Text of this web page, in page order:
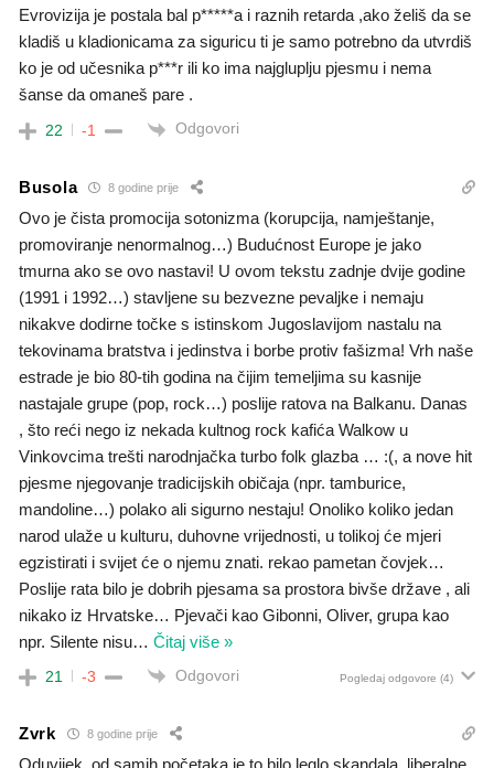
Evrovizija je postala bal p*****a i raznih retarda ,ako želiš da se
kladiš u kladionicama za siguricu ti je samo potrebno da utvrdiš
ko je od učesnika p***r ili ko ima najgluplju pjesmu i nema
šanse da omaneš pare .
22 -1 Odgovori
Busola 8 godine prije
Ovo je čista promocija sotonizma (korupcija, namještanje,
promoviranje nenormalnog…) Budućnost Europe je jako
tmurna ako se ovo nastavi! U ovom tekstu zadnje dvije godine
(1991 i 1992…) stavljene su bezvezne pevaljke i nemaju
nikakve dodirne točke s istinskom Jugoslavijom nastalu na
tekovinama bratstva i jedinstva i borbe protiv fašizma! Vrh naše
estrade je bio 80-tih godina na čijim temeljima su kasnije
nastajale grupe (pop, rock…) poslije ratova na Balkanu. Danas
, što reći nego iz nekada kultnog rock kafića Walkow u
Vinkovcima trešti narodnjačka turbo folk glazba … :(, a nove hit
pjesme njegovanje tradicijskih običaja (npr. tamburice,
mandoline…) polako ali sigurno nestaju! Onoliko koliko jedan
narod ulaže u kulturu, duhovne vrijednosti, u tolikoj će mjeri
egzistirati i svijet će o njemu znati. rekao pametan čovjek…
Poslije rata bilo je dobrih pjesama sa prostora bivše države , ali
nikako iz Hrvatske… Pjevači kao Gibonni, Oliver, grupa kao
npr. Silente nisu… Čitaj više »
21 -3 Odgovori Pogledaj odgovore (4)
Zvrk 8 godine prije
Oduvijek, od samih početaka je to bilo leglo skandala, liberalne